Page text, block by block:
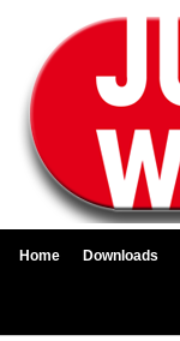
Home Downloads